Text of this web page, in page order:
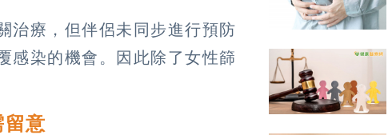
治療，但伴侶未同步進行預防
感染的機會。因此除了女性篩
意